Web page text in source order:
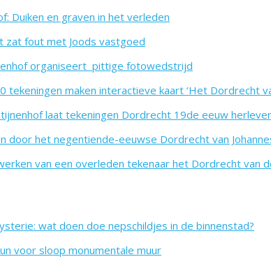
Duiken en graven in het verleden
fout met Joods vastgoed
organiseert pittige fotowedstrijd
maken interactieve kaart ‘Het Dordrecht
laat tekeningen Dordrecht 19de eeuw
door het negentiende-eeuwse Dordrecht van
van een overleden tekenaar het Dordrecht van
wat doen doe nepschildjes in de binnenstad?
voor sloop monumentale muur